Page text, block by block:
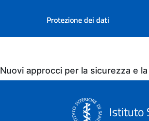
Protezione dei dati
Eventi
Nuovi approcci per la sicurezza e
Istituto